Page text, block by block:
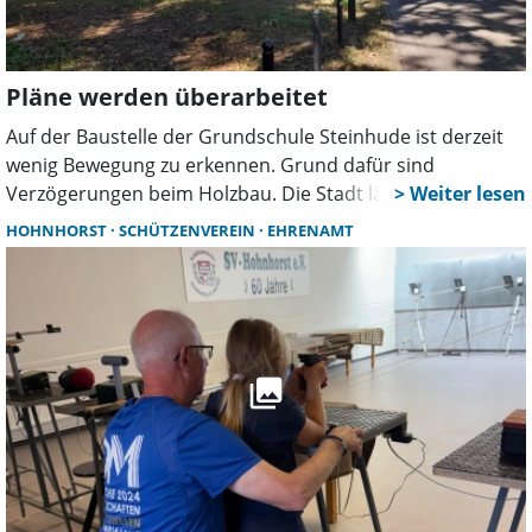
Großenheidorn erworben werden.
Pläne werden überarbeitet
Auf der Baustelle der Grundschule Steinhude ist derzeit
wenig Bewegung zu erkennen. Grund dafür sind
Verzögerungen beim Holzbau. Die Stadt lässt aktuell
Montage- und Ablaufpläne überarbeiten. Ob sich daraus
Folgen für den Zeitplan des ersten Bauabschnitts
ergeben, ist noch offen.
HOHNHORST SCHÜTZENVEREIN EHRENAMT